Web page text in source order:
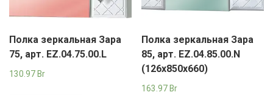
Полка зеркальная Зара
75, арт. EZ.04.75.00.L
130.97 Br
Полка зеркальная Зара
85, арт. EZ.04.85.00.N
(126х850х660)
163.97 Br